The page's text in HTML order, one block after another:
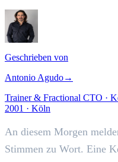
Geschrieben von
Antonio Agudo→
Trainer & Fractional CTO ·
2001 · Köln
An diesem Morgen
Stimmen zu Wort. Eine